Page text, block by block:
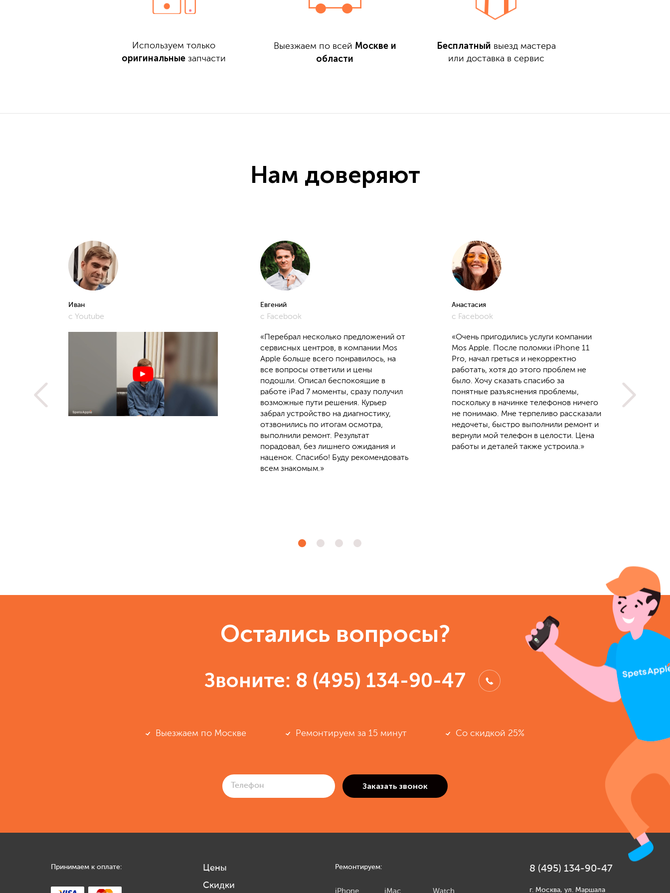
Используем только
оригинальные запчасти
Выезжаем по всей Москве и
области
Бесплатный выезд мастера
или доставка в сервис
Нам доверяют
Иван
с Youtube
Евгений
с Facebook
«Перебрал несколько предложений от
сервисных центров, в компании Mos
Apple больше всего понравилось, на
все вопросы ответили и цены
подошли. Описал беспокоящие в
работе iPad 7 моменты, сразу получил
возможные пути решения. Курьер
забрал устройство на диагностику,
отзвонились по итогам осмотра,
выполнили ремонт. Результат
порадовал, без лишнего ожидания и
наценок. Спасибо! Буду рекомендовать
всем знакомым.»
Анастасия
с Facebook
«Очень пригодились услуги компании
Mos Apple. После поломки iPhone 11
Pro, начал греться и некорректно
работать, хотя до этого проблем не
было. Хочу сказать спасибо за
понятные разъяснения проблемы,
поскольку в начинке телефонов ничего
не понимаю. Мне терпеливо рассказали
недочеты, быстро выполнили ремонт и
вернули мой телефон в целости. Цена
работы и деталей также устроила.»
Остались вопросы?
Звоните: 8 (495) 134-90-47
Выезжаем по Москве Ремонтируем за 15 минут Со скидкой 25%
Принимаем к оплате:
Цены
Скидки
Ремонтируем:
iPhone iMac Watch
8 (495) 134-90-47
г. Москва, ул. Маршала